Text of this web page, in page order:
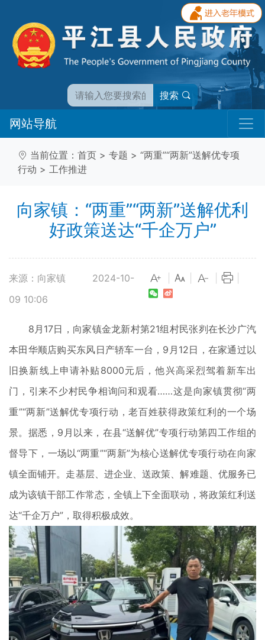
搜索
网站导航
当前位置： 首页 > 专题 > “两重”“两新”送解优专项
行动 > 工作推进
向家镇：“两重”“两新”送解优利
好政策送达“千企万户”
来源：向家镇
2024-10-
09 10:06
8月17日，向家镇金龙新村第21组村民张刿在长沙广汽
本田华顺店购买东风日产轿车一台，9月12日，在家通过以
旧换新线上申请补贴8000元后，他兴高采烈驾着新车出
门，引来不少村民争相询问和观看……这是向家镇贯彻“两
重”“两新”送解优专项行动，老百姓获得政策红利的一个场
景。据悉，9月以来，在县“送解优”专项行动第四工作组的
督导下，一场以“两重”“两新”为核心送解优专项行动在向家
镇全面铺开。走基层、进企业、送政策、解难题、优服务已
成为该镇干部工作常态，全镇上下全面联动，将政策红利送
达“千企万户”，取得积极成效。